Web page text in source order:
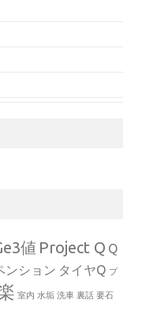
値 Project Q Q
ンション タイヤQ プ
室内 水垢 洗車 裏話 要石